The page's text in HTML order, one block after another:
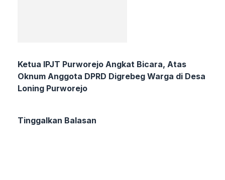
Ketua IPJT Purworejo Angkat Bicara, Atas
Oknum Anggota DPRD Digrebeg Warga di Desa
Loning Purworejo
Tinggalkan Balasan